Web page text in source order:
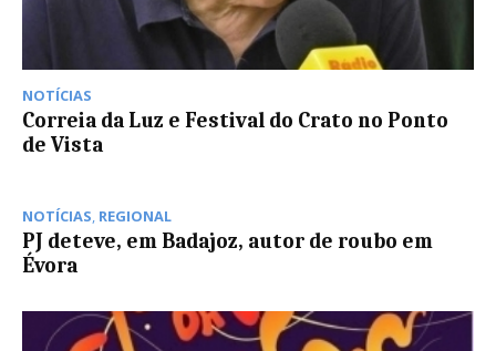
NOTÍCIAS
Correia da Luz e Festival do Crato no Ponto
de Vista
NOTÍCIAS, REGIONAL
PJ deteve, em Badajoz, autor de roubo em
Évora